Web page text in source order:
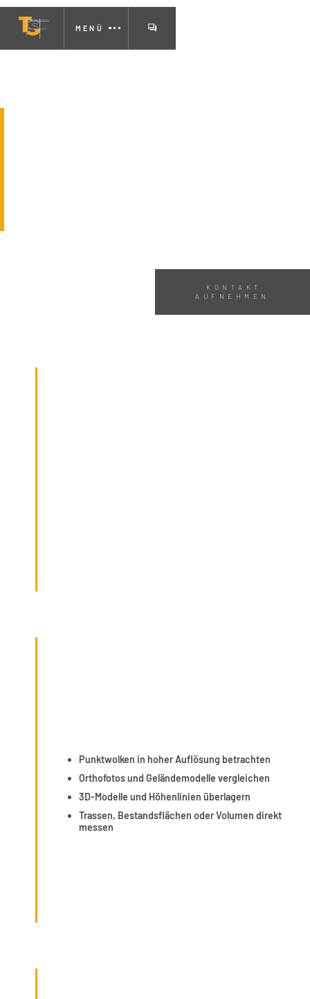
MENÜ
KONTAKT
AUFNEHMEN
Punktwolken in hoher Auflösung betrachten
Orthofotos und Geländemodelle vergleichen
3D-Modelle und Höhenlinien überlagern
Trassen, Bestandsflächen oder Volumen direkt
messen